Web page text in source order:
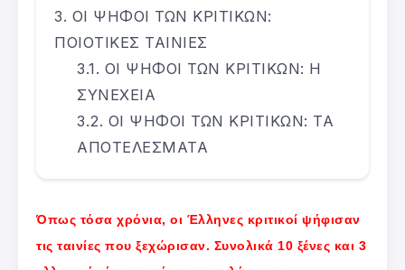
ΟΙ ΨΗΦΟΙ ΤΩΝ ΚΡΙΤΙΚΩΝ:
ΠΟΙΟΤΙΚΕΣ ΤΑΙΝΙΕΣ
ΟΙ ΨΗΦΟΙ ΤΩΝ ΚΡΙΤΙΚΩΝ: Η
ΣΥΝΕΧΕΙΑ
ΟΙ ΨΗΦΟΙ ΤΩΝ ΚΡΙΤΙΚΩΝ: ΤΑ
ΑΠΟΤΕΛΕΣΜΑΤΑ
Όπως τόσα χρόνια, οι Έλληνες κριτικοί ψήφισαν
τις ταινίες που ξεχώρισαν. Συνολικά 10 ξένες και 3